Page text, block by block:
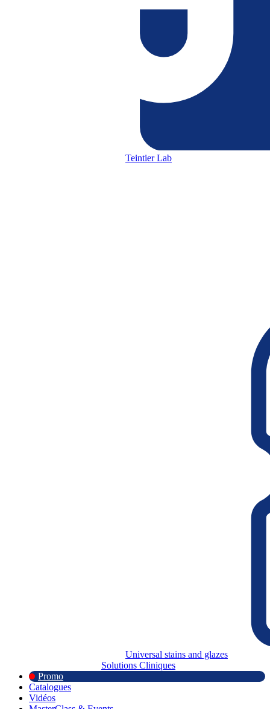
Teintier Lab
Universal stains and glazes
Solutions Cliniques
Promo
Catalogues
Vidéos